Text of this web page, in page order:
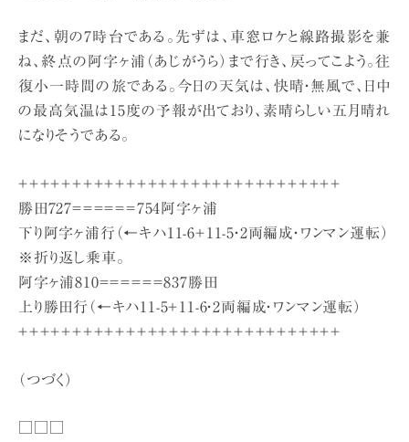
まだ、朝の7時台である。先ずは、車窓ロケと線路撮影を兼
ね、終点の阿字ヶ浦（あじがうら）まで行き、戻ってこよう。往
復小一時間の旅である。今日の天気は、快晴・無風で、日中
の最高気温は15度の予報が出ており、素晴らしい五月晴れ
になりそうである。
＋＋＋＋＋＋＋＋＋＋＋＋＋＋＋＋＋＋＋＋＋＋＋＋＋＋＋＋＋＋
勝田727＝＝＝＝＝＝754阿字ヶ浦
下り阿字ヶ浦行（←キハ11-6＋11-5・2両編成・ワンマン運転）
※折り返し乗車。
阿字ヶ浦810＝＝＝＝＝＝837勝田
上り勝田行（←キハ11-5＋11-6・2両編成・ワンマン運転）
＋＋＋＋＋＋＋＋＋＋＋＋＋＋＋＋＋＋＋＋＋＋＋＋＋＋＋＋＋＋
（つづく）